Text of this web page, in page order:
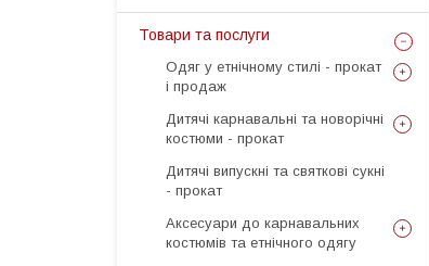
Товари та послуги
Одяг у етнічному стилі - прокат
і продаж
Дитячі карнавальні та новорічні
костюми - прокат
Дитячі випускні та святкові сукні
- прокат
Аксесуари до карнавальних
костюмів та етнічного одягу